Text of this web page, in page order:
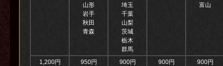
山形
岩手
秋田
青森
埼玉
千葉
山梨
茨城
栃木
群馬
富山
1,200円 950円 900円 900円
900円